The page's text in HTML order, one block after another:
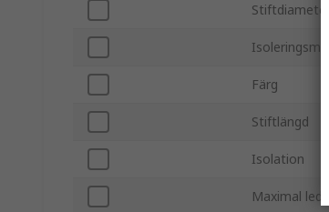
Stiftdiameter
Färg
Stiftlängd
Isolation
Maximal